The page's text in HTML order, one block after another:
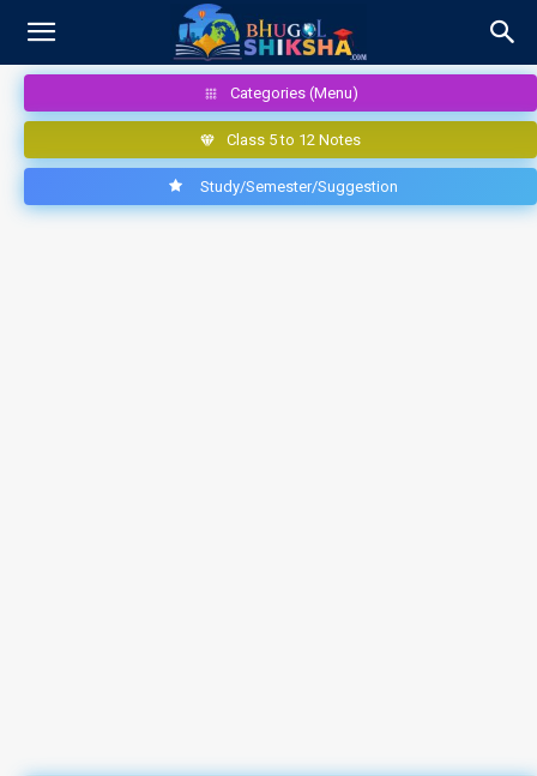
Categories (Menu)
Class 5 to 12 Notes
Study/Semester/Suggestion